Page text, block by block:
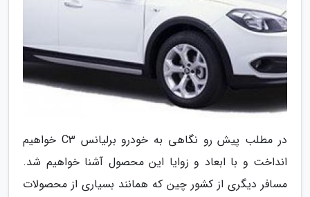
در مطلب پیش رو نگاهی به خودرو برلیانس C3 خواهیم
انداخت و با ابعاد و زوایا این محصول آشنا خواهیم شد.
مسافر دیگری از کشور چین که همانند بسیاری از محصولات